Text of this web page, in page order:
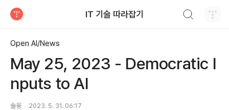
IT 기술 따라잡기
Open AI/News
May 25, 2023 - Democratic I
nputs to AI
솔웅 2023. 5. 31. 06:17